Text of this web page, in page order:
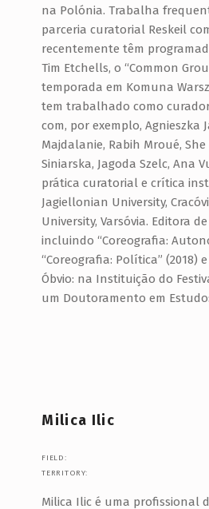
na Polónia. Trabalha
parceria curatorial Reskeil
recentemente têm
Tim Etchells, o “Common
temporada em Komuna
tem trabalhado como
com, por exemplo, Agnieszka
Majdalanie, Rabih Mroué, She
Siniarska, Jagoda Szelc, Ana
prática curatorial e crítica
Jagiellonian University,
University, Varsóvia. Editora
incluindo “Coreografia:
“Coreografia: Política” (2018)
Óbvio: na Instituição do
um Doutoramento em
Milica Ilic
FIELD:
TERRITORY:
Milica Ilic é uma profissional